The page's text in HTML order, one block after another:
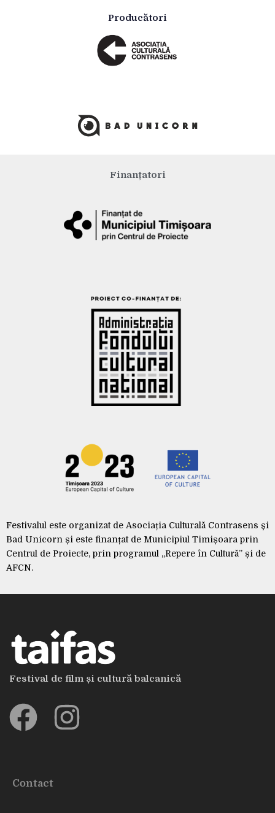
Producători
Finanțatori
Festivalul este organizat de Asociația Culturală Contrasens și
Bad Unicorn și este finanțat de Municipiul Timișoara prin
Centrul de Proiecte, prin programul „Repere în Cultură” și de
AFCN.
Festival de film și cultură balcanică
Contact